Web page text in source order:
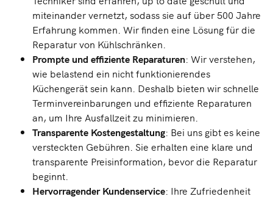
miteinander vernetzt, sodass sie auf über 500 Jahre
Erfahrung kommen. Wir finden eine Lösung für die
Reparatur von Kühlschränken.
Prompte und effiziente Reparaturen: Wir verstehen,
wie belastend ein nicht funktionierendes
Küchengerät sein kann. Deshalb bieten wir schnelle
Terminvereinbarungen und effiziente Reparaturen
an, um Ihre Ausfallzeit zu minimieren.
Transparente Kostengestaltung: Bei uns gibt es keine
versteckten Gebühren. Sie erhalten eine klare und
transparente Preisinformation, bevor die Reparatur
beginnt.
Hervorragender Kundenservice: Ihre Zufriedenheit